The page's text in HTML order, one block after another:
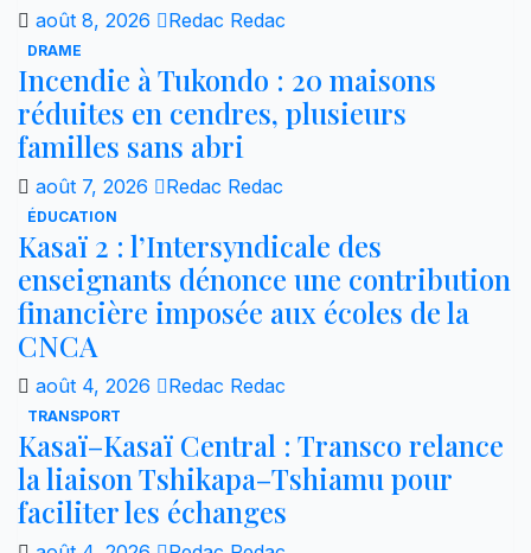
août 8, 2026 Redac Redac
DRAME
Incendie à Tukondo : 20 maisons
réduites en cendres, plusieurs
familles sans abri
août 7, 2026 Redac Redac
ÉDUCATION
Kasaï 2 : l’Intersyndicale des
enseignants dénonce une contribution
financière imposée aux écoles de la
CNCA
août 4, 2026 Redac Redac
TRANSPORT
Kasaï–Kasaï Central : Transco relance
la liaison Tshikapa–Tshiamu pour
faciliter les échanges